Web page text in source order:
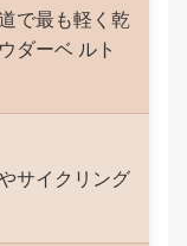
で最も軽く乾
ダーベ ルト
サイクリング